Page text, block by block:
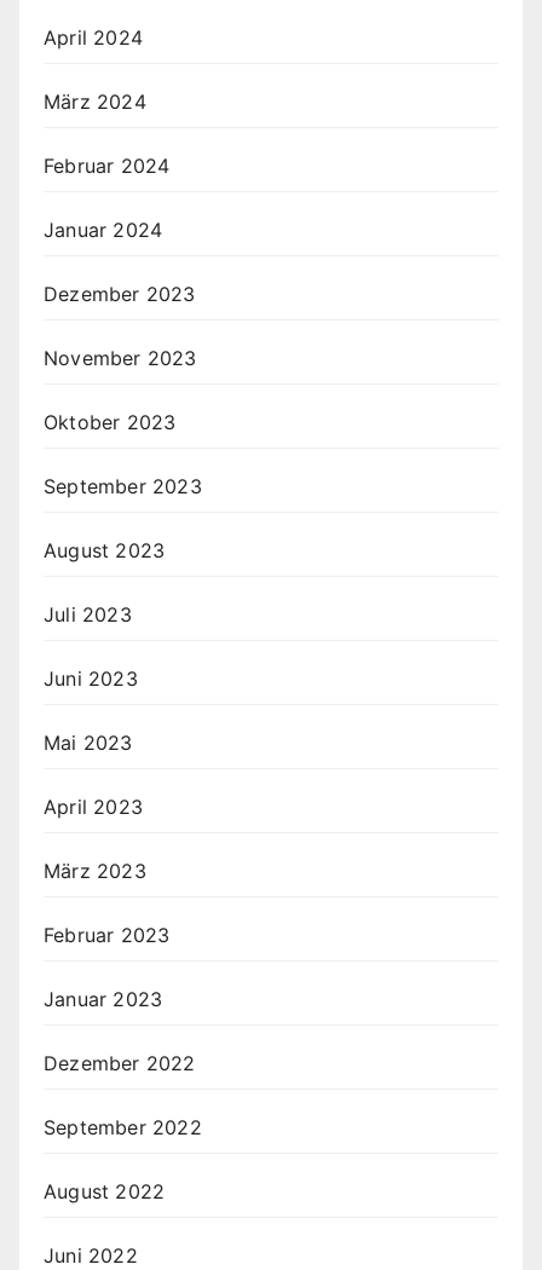
April 2024
März 2024
Februar 2024
Januar 2024
Dezember 2023
November 2023
Oktober 2023
September 2023
August 2023
Juli 2023
Juni 2023
Mai 2023
April 2023
März 2023
Februar 2023
Januar 2023
Dezember 2022
September 2022
August 2022
Juni 2022